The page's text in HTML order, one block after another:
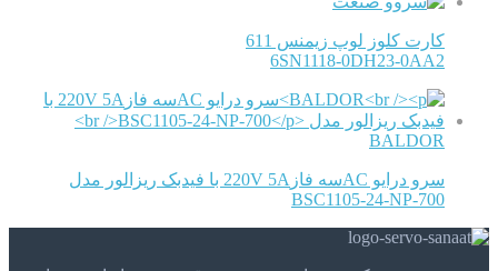
کارت کلوز لوپ زیمنس 611
6SN1118-0DH23-0AA2
BALDOR
سرو درایو ACسه فاز220V 5A با فیدبک ریزالور مدل
BSC1105-24-NP-700